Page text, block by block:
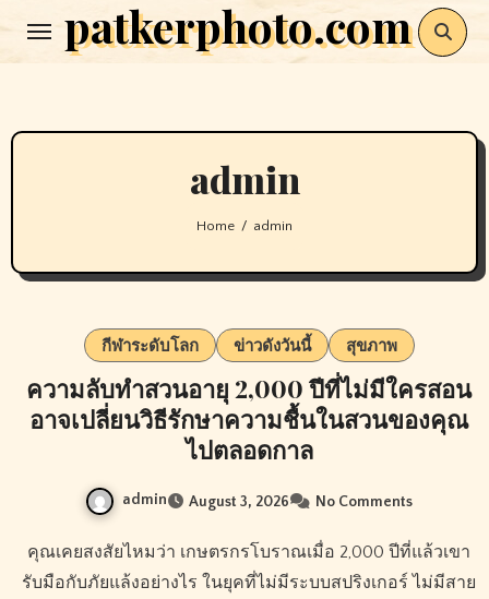
patkerphoto.com
admin
Home admin
กีฬาระดับโลก ข่าวดังวันนี้ สุขภาพ
ความลับทำสวนอายุ 2,000 ปีที่ไม่มีใครสอน
อาจเปลี่ยนวิธีรักษาความชื้นในสวนของคุณ
ไปตลอดกาล
admin August 3, 2026 No Comments
คุณเคยสงสัยไหมว่า เกษตรกรโบราณเมื่อ 2,000 ปีที่แล้วเขา
รับมือกับภัยแล้งอย่างไร ในยุคที่ไม่มีระบบสปริงเกอร์ ไม่มีสาย